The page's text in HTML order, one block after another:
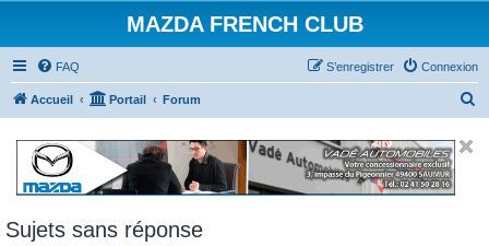
MAZDA FRENCH CLUB
FAQ Connexion
S’enregistrer
Accueil Portail Forum
Sujets sans réponse